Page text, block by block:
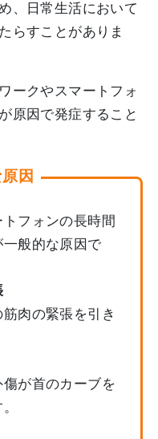
、日常生活において
らすことがありま
ークやスマートフォ
原因で発症すること
因
フォンの長時間
般的な原因で
肉の緊張を引き
が首のカーブを